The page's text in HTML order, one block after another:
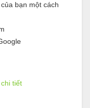
bạn một cách
tiết